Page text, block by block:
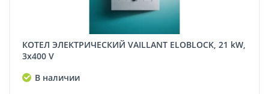
КОТЕЛ ЭЛЕКТРИЧЕСКИЙ VAILLANT ELOBLOCK, 21 kW,
3x400 V
В наличии